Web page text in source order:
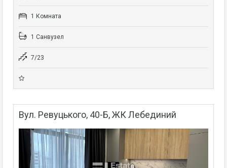
1 Комната
1 Санвузел
7/23
Вул. Ревуцького, 40-Б, ЖК Лебединий